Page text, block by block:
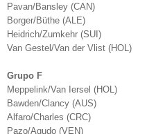
Pavan/Bansley (CAN)
Borger/Büthe (ALE)
Heidrich/Zumkehr (SUI)
Van Gestel/Van der Vlist (HOL)
Grupo F
Meppelink/Van Iersel (HOL)
Bawden/Clancy (AUS)
Alfaro/Charles (CRC)
Pazo/Agudo (VEN)